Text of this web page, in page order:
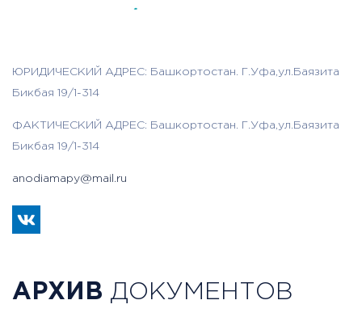
ЮРИДИЧЕСКИЙ АДРЕС: Башкортостан. Г.Уфа,ул.Баязита
Бикбая 19/1-314
ФАКТИЧЕСКИЙ АДРЕС: Башкортостан. Г.Уфа,ул.Баязита
Бикбая 19/1-314
anodiamapy@mail.ru
АРХИВ ДОКУМЕНТОВ